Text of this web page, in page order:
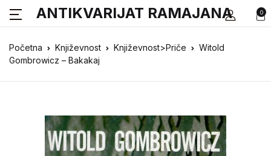
0
ANTIKVARIJAT RAMAJANA
Početna Književnost Književnost>Priče
Witold
Gombrowicz – Bakakaj